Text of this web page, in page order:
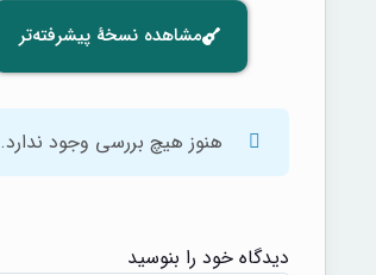
مشاهده نسخهٔ پیشرفته‌تر
هنوز هیچ بررسی وجود ندارد.
دیدگاه خود را بنوسید